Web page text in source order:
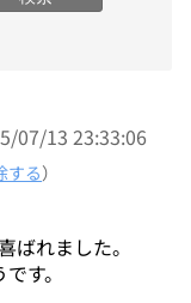
07/13 23:33:06
する）
ばれました。
す。